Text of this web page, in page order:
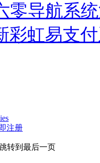
零导航系
彩虹易支
注册
转到最后一页